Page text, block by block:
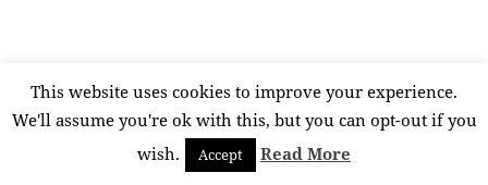
Como reza en el refranero de mi fogón “a buen
tiempo …, buena tosta”, así que ni corta ni perezosa
This website uses cookies to improve your experience.
We'll assume you're ok with this, but you can opt-out if you
wish.
Accept Read More